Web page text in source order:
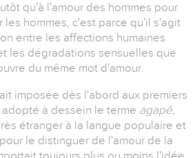
qu'à l'amour des hommes pour
les hommes, c'est parce qu'il s'agit
entre les affections humaines
les dégradations sensuelles que
du même mot d'amour.
imposée dès l'abord aux premiers
à dessein le terme agapê,
étranger à la langue populaire et
le distinguer de l'amour de la